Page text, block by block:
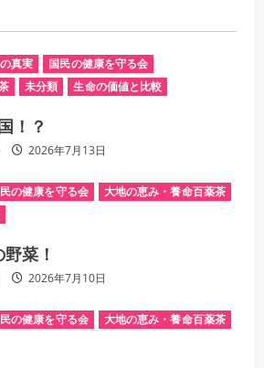
真実
国民の健康を守る会
未分類 生命の価値と比較
！？
2026年7月13日
の健康を守る会
大地の恵み・養命百薬茶
菜！
2026年7月10日
の健康を守る会
大地の恵み・養命百薬茶